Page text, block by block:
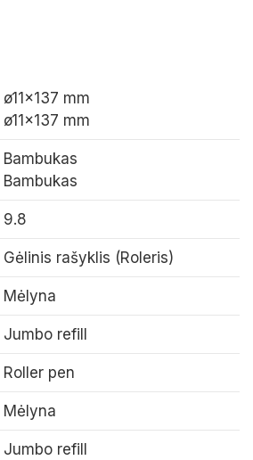
ø11×137 mm
ø11×137 mm
Bambukas
Bambukas
9.8
Gėlinis rašyklis (Roleris)
Mėlyna
Jumbo refill
Roller pen
Mėlyna
Jumbo refill